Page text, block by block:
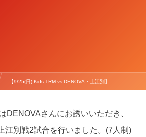
【9/25(日) Kids TRM vs DENOVA・上江別】
DENOVAさんにお誘いいただき、
江別戦2試合を行いました。(7人制)